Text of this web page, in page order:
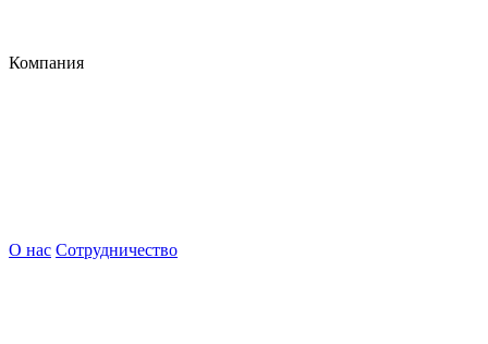
Компания
О нас Сотрудничество